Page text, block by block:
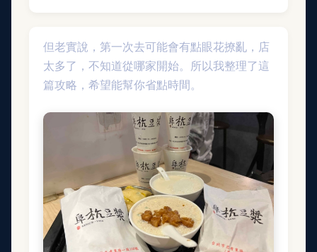
但老實說，第一次去可能會有點眼花撩亂，店
太多了，不知道從哪家開始。所以我整理了這
篇攻略，希望能幫你省點時間。